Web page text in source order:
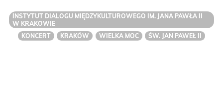
INSTYTUT DIALOGU MIĘDZYKULTUROWEGO IM. JANA PAWŁA II
W KRAKOWIE
KONCERT
KRAKÓW WIELKA MOC ŚW. JAN PAWEŁ II